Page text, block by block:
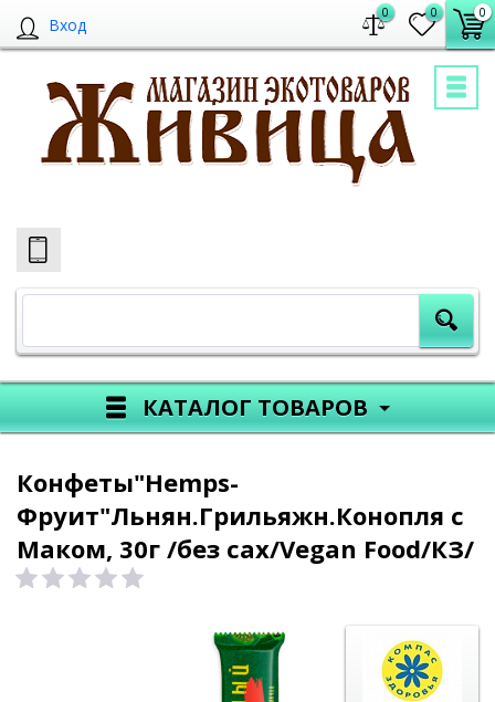
Вход
0 0 0
КАТАЛОГ ТОВАРОВ
Конфеты"Hemps-
Фруит"Льнян.Грильяжн.Конопля с
Маком, 30г /без сах/Vegan Food/КЗ/